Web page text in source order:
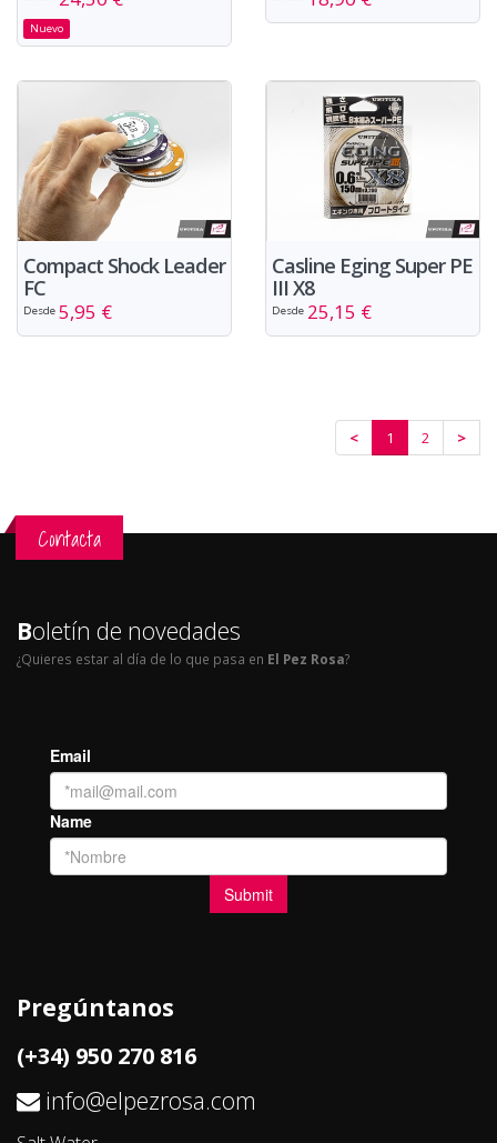
Nuevo
Compact Shock Leader
FC
Desde 5,95 €
Casline Eging Super PE
III X8
Desde 25,15 €
< 1 2 >
Contacta
Boletín de novedades
¿Quieres estar al día de lo que pasa en El Pez Rosa?
Pregúntanos
(+34) 950 270 816
info@elpezrosa.com